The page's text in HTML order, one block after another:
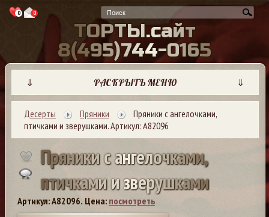
0 0
ТОРТЫ.сайт
8(495)744-0165
⇓ РАСКРЫТЬ МЕНЮ ⇓
Десерты Пряники
Пряники с ангелочками,
птичками и зверушками. Артикул: А82096
Пряникисангелочками,
птичкамиизверушками
Артикул: A82096. Цена: посмотреть